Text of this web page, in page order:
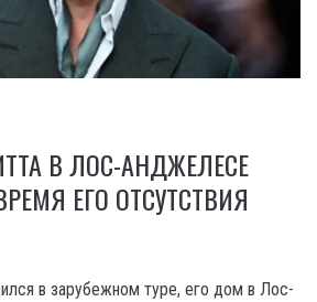
В ЛОС-АНДЖЕЛЕСЕ
ЕГО ОТСУТСТВИЯ
в зарубежном туре, его дом в Лос-